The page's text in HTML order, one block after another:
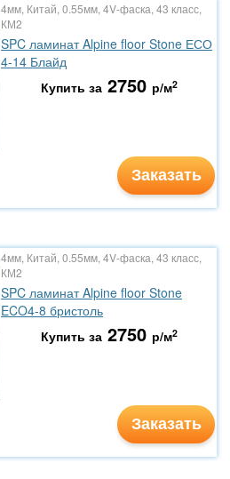
4мм, Китай, 0.55мм, 4V-фаска, 43 класс,
КМ2
SPC ламинат Alpine floor Stone ЕСО
4-14 Блайд
Купить за 2750 р/м2
Заказать
4мм, Китай, 0.55мм, 4V-фаска, 43 класс,
КМ2
SPC ламинат Alpine floor Stone
ECO4-8 бристоль
Купить за 2750 р/м2
Заказать